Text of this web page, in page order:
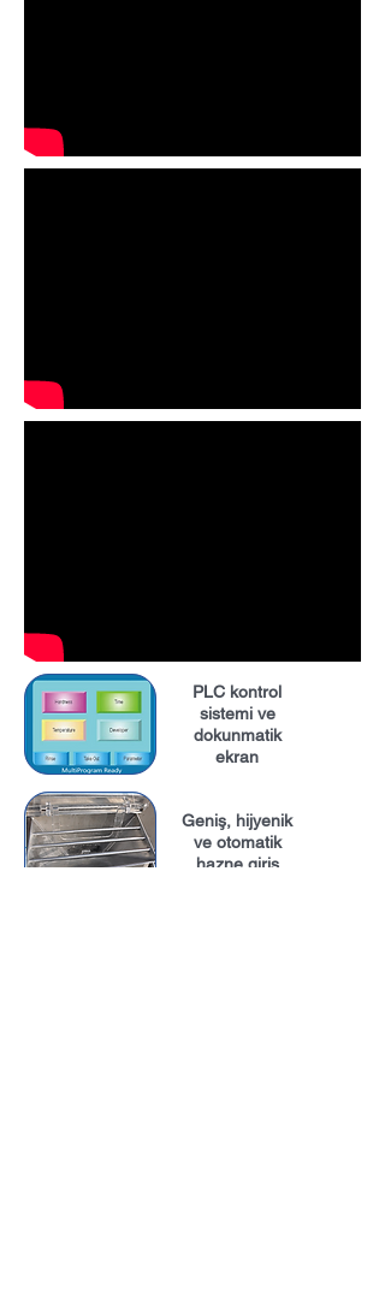
PLC kontrol
sistemi ve
dokunmatik
ekran
Geniş, hijyenik
ve otomatik
hazne giriş